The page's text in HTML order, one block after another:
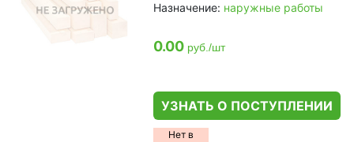
Назначение: наружные работы
0.00 руб./шт
УЗНАТЬ О ПОСТУПЛЕНИИ
Нет в